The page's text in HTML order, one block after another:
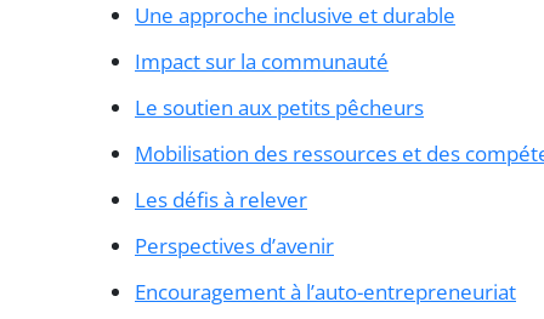
Une approche inclusive et durable
Impact sur la communauté
Le soutien aux petits pêcheurs
Mobilisation des ressources et des
Les défis à relever
Perspectives d’avenir
Encouragement à l’auto-entrepreneuriat